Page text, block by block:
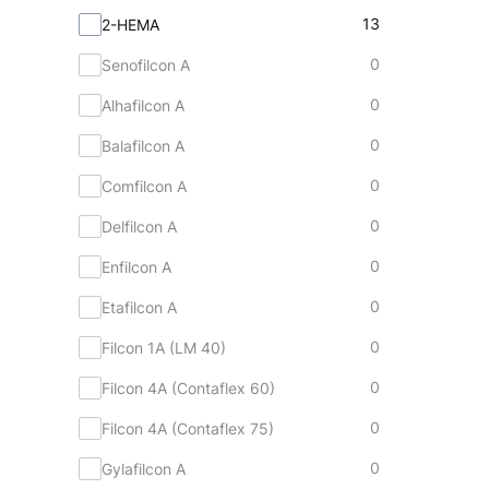
Materiał
2-HEMA 13
Senofilcon A 0
Alhafilcon A 0
Balafilcon A 0
Comfilcon A 0
Delfilcon A 0
Enfilcon A 0
Etafilcon A 0
Filcon 1A (LM 40) 0
Filcon 4A (Contaflex 60) 0
Filcon 4A (Contaflex 75) 0
Gylafilcon A 0